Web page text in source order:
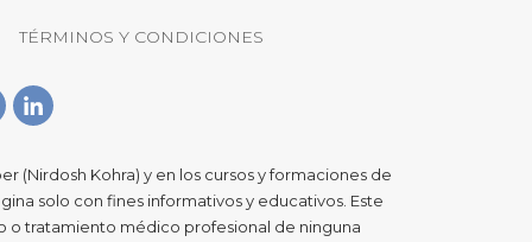
TÉRMINOS Y CONDICIONES
(Nirdosh Kohra) y en los cursos y formaciones de
solo con fines informativos y educativos. Este
o tratamiento médico profesional de ninguna